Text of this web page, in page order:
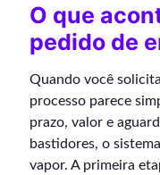
O que
pedido de
Quando você
processo parece
prazo, valor e
bastidores, o
vapor. A primeira